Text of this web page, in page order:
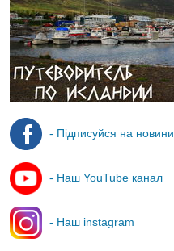
- Підписуйся на новини
- Наш YouTube канал
- Наш instagram